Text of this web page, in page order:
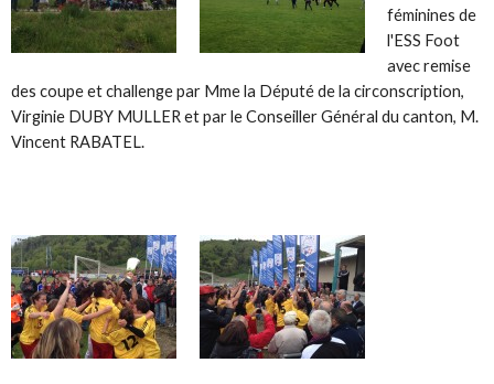
féminines de
l'ESS Foot
avec remise
des coupe et challenge par Mme la Député de la circonscription,
Virginie DUBY MULLER et par le Conseiller Général du canton, M.
Vincent RABATEL.